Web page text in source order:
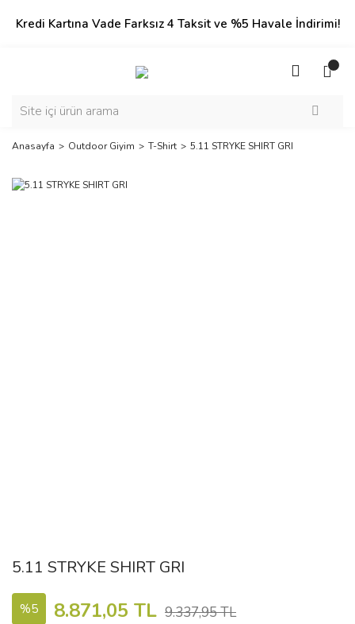
Kredi Kartına Vade Farksız 4 Taksit ve %5 Havale İndirimi!
Anasayfa Outdoor Giyim T-Shirt 5.11 STRYKE SHIRT GRI
5.11 STRYKE SHIRT GRI
%5 8.871,05 TL 9.337,95 TL